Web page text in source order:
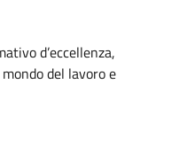
d’eccellenza,
del lavoro e